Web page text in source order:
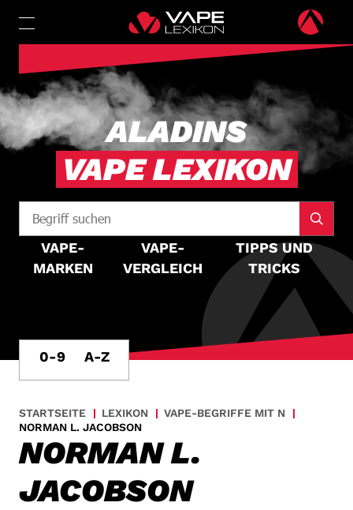
ALADINS
VAPE LEXIKON
VAPE-
MARKEN
VAPE-
VERGLEICH
TIPPS UND
TRICKS
0-9 A-Z
STARTSEITE LEXIKON
VAPE-BEGRIFFE MIT N
NORMAN L. JACOBSON
NORMAN L.
JACOBSON